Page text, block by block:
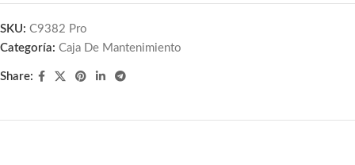
SKU: C9382 Pro
Categoría: Caja De Mantenimiento
Share: